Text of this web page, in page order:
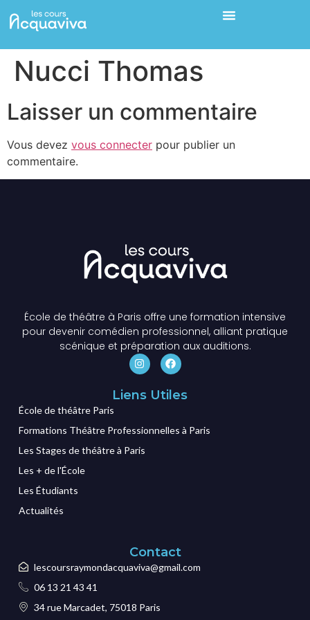
Nucci Thomas
Laisser un commentaire
Vous devez vous connecter pour publier un
commentaire.
École de théâtre à Paris offre une formation intensive
pour devenir comédien professionnel, alliant pratique
scénique et préparation aux auditions.
Liens Utiles
École de théâtre Paris
Formations Théâtre Professionnelles à Paris
Les Stages de théâtre à Paris
Les + de l'École
Les Étudiants
Actualités
Contact
lescoursraymondacquaviva@gmail.com
06 13 21 43 41
34 rue Marcadet, 75018 Paris